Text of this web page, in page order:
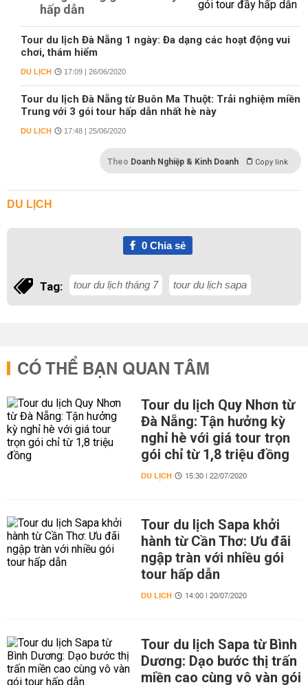
hấp dẫn
Tour du lịch Đà Nẵng 1 ngày: Đa dạng các hoạt động vui
chơi, thám hiểm
DU LỊCH 17:09 | 26/06/2020
Tour du lịch Đà Nẵng từ Buôn Ma Thuột: Trải nghiệm miền
Trung với 3 gói tour hấp dẫn nhất hè này
DU LỊCH 17:48 | 25/06/2020
Theo Doanh Nghiệp & Kinh Doanh Copy link
DU LỊCH
0Chia sẻ
Tag: tour du lịch tháng 7 tour du lịch sapa
CÓ THỂ BẠN QUAN TÂM
Tour du lịch Quy Nhơn từ
Đà Nẵng: Tận hưởng kỳ
nghỉ hè với giá tour trọn
gói chỉ từ 1,8 triệu đồng
DU LỊCH 15:30 | 22/07/2020
Tour du lịch Sapa khởi
hành từ Cần Thơ: Ưu đãi
ngập tràn với nhiều gói
tour hấp dẫn
DU LỊCH 14:00 | 20/07/2020
Tour du lịch Sapa từ Bình
Dương: Dạo bước thị trấn
miền cao cùng vô vàn gói